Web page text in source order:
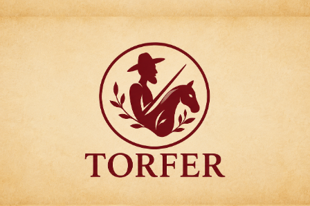
Articulos para
Regalo Torfer.